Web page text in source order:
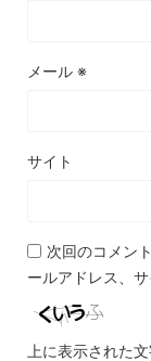
メール ※
サイト
次回のコメン
ールアドレス、サ
上に表示された